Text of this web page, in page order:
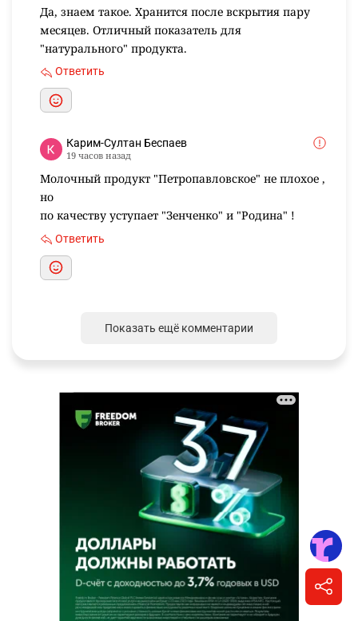
Да, знаем такое. Хранится после вскрытия пару
месяцев. Отличный показатель для
"натурального" продукта.
Ответить
Карим-Султан Беспаев
19 часов назад
Молочный продукт "Петропавловское" не плохое ,
но
по качеству уступает "Зенченко" и "Родина" !
Ответить
Показать ещё комментарии